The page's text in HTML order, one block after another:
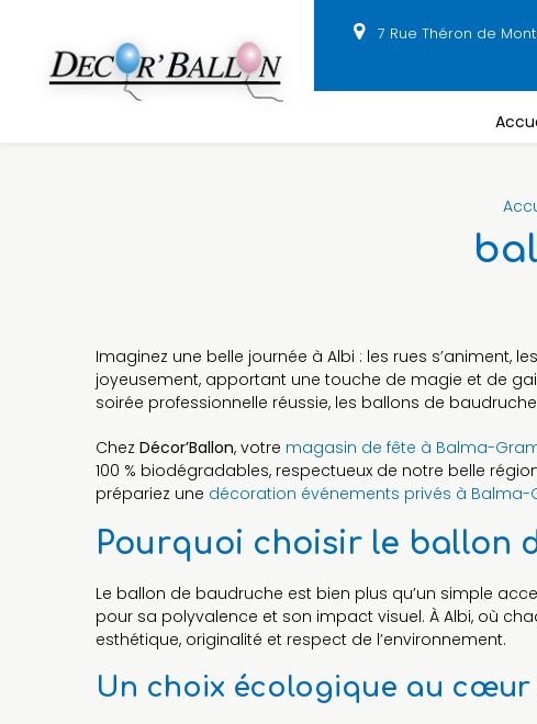
7 Rue Théron de
Imaginez une belle journée à Albi : les rues s’animent,
joyeusement, apportant une touche de magie et de
soirée professionnelle réussie, les ballons de
Chez Décor’Ballon, votre magasin de fête à Balma-
100 % biodégradables, respectueux de notre belle
prépariez une décoration événements privés à Balma-
Pourquoi choisir le ballon
Le ballon de baudruche est bien plus qu’un simple
pour sa polyvalence et son impact visuel. À Albi, où
esthétique, originalité et respect de l’environnement.
Un choix écologique au